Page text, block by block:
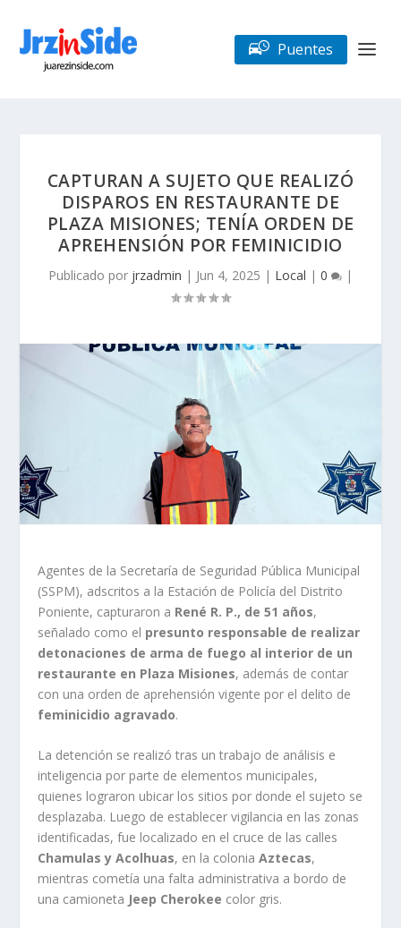
Puentes
CAPTURAN A SUJETO QUE REALIZÓ
DISPAROS EN RESTAURANTE DE
PLAZA MISIONES; TENÍA ORDEN DE
APREHENSIÓN POR FEMINICIDIO
Publicado por jrzadmin | Jun 4, 2025 | Local | 0 |
Agentes de la Secretaría de Seguridad Pública Municipal
(SSPM), adscritos a la Estación de Policía del Distrito
Poniente, capturaron a René R. P., de 51 años,
señalado como el presunto responsable de realizar
detonaciones de arma de fuego al interior de un
restaurante en Plaza Misiones, además de contar
con una orden de aprehensión vigente por el delito de
feminicidio agravado.
La detención se realizó tras un trabajo de análisis e
inteligencia por parte de elementos municipales,
quienes lograron ubicar los sitios por donde el sujeto se
desplazaba. Luego de establecer vigilancia en las zonas
identificadas, fue localizado en el cruce de las calles
Chamulas y Acolhuas, en la coloniaAztecas,
mientras cometía una falta administrativa a bordo de
una camioneta Jeep Cherokee color gris.